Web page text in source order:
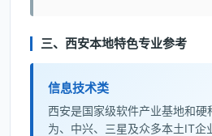
三、西安本地特色专业参考
信息技术类
西安是国家级软件产业基地和硬
为、中兴、三星及众多本土IT企